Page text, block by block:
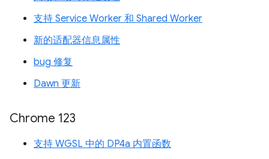
支持 Service Worker 和 Shared Worker
新的适配器信息属性
bug 修复
Dawn 更新
Chrome 123
支持 WGSL 中的 DP4a 内置函数